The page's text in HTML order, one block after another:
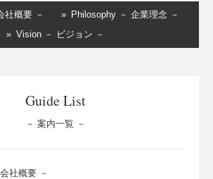
社概要 －
» Philosophy － 企業理念 －
» Vision － ビジョン －
Guide List
－ 案内一覧 －
社概要 －